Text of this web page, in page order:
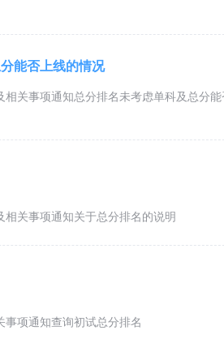
能否上线的情况
关事项通知总分排名未考虑单科及总分
关事项通知关于总分排名的说明
项通知查询初试总分排名